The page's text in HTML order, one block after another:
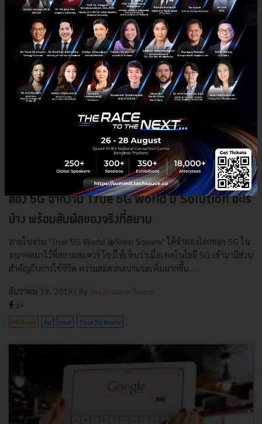
ส่อง 5G จากงาน True 5G World มี Solution อะไร
บ้าง พร้อมสัมผัสของจริงที่สยาม
ภายในงาน ‘True 5G World @Siam Square’ ได้จำลองโลกของ 5G ใน
อนาคตมาไว้ที่สยามสแควร์ โชว์ให้เห็นว่าเมื่อเทคโนโลยี 5G เข้ามามีส่วน
สำคัญกับการใช้ชีวิต ความสะดวกสบายจะเพิ่มมากขึ้น...
ธันวาคม 19, 2019 | By Techsauce Team
29
PR News 5g true True 5G World